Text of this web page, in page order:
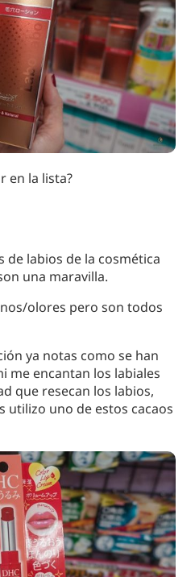
en la lista?
de labios de la cosmética
una maravilla.
olores pero son todos
ya notas como se han
me encantan los labiales
que resecan los labios,
utilizo uno de estos cacaos